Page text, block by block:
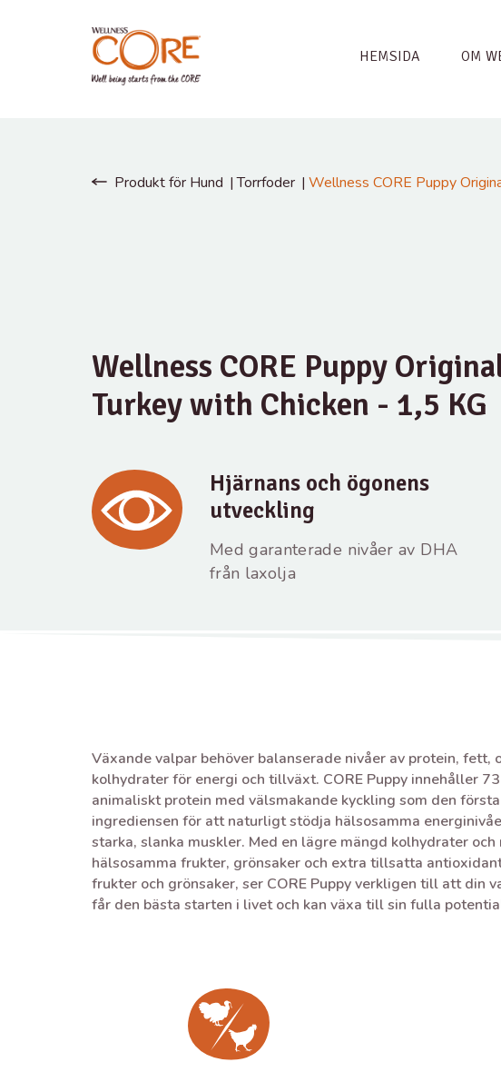
HEMSIDA OM
Produkt för Hund Torrfoder Wellness CORE Puppy
Wellness CORE Puppy
Turkey with Chicken - 1,5 KG
Hjärnans och ögonens
utveckling
Med garanterade nivåer av DHA
från laxolja
Växande valpar behöver balanserade nivåer av protein, fett,
kolhydrater för energi och tillväxt. CORE Puppy innehåller
animaliskt protein med välsmakande kyckling som den första
ingrediensen för att naturligt stödja hälsosamma
starka, slanka muskler. Med en lägre mängd kolhydrater och
hälsosamma frukter, grönsaker och extra tillsatta
frukter och grönsaker, ser CORE Puppy verkligen till att din
får den bästa starten i livet och kan växa till sin fulla